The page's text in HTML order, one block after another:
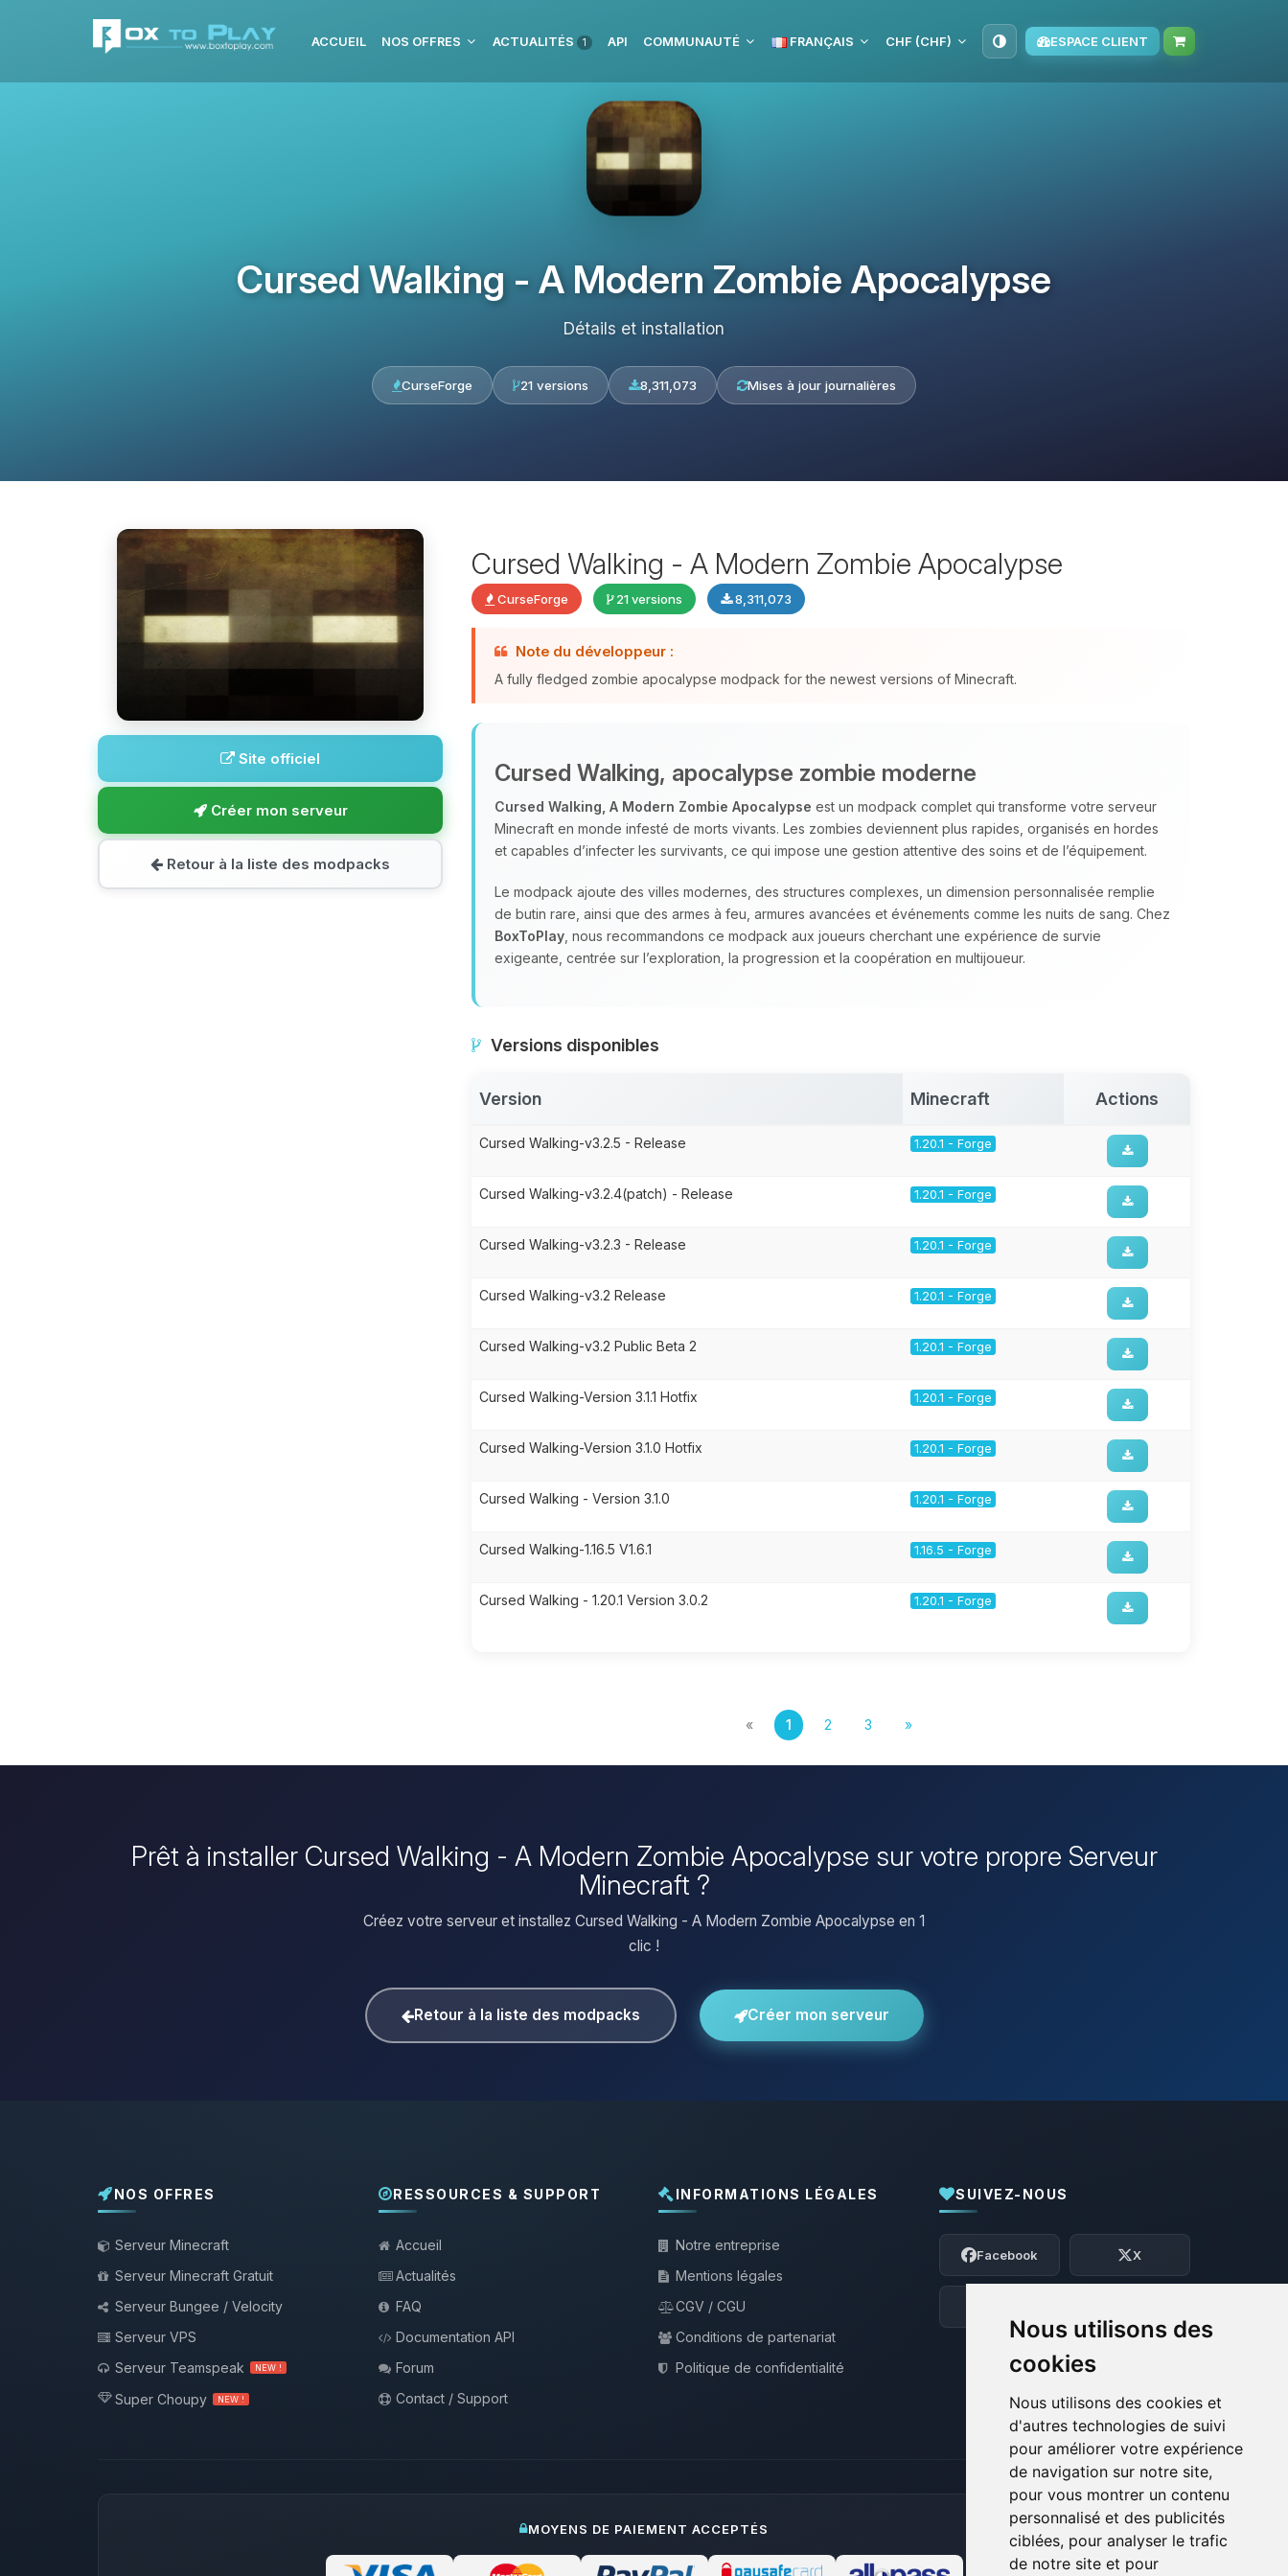
Nous utilisons des
cookies
Nous utilisons des cookies et
d'autres technologies de suivi
pour améliorer votre expérience
de navigation sur notre site,
pour vous montrer un contenu
personnalisé et des publicités
ciblées, pour analyser le trafic
de notre site et pour
ACCUEIL NOS OFFRES ACTUALITÉS 1 API COMMUNAUTÉ FRANÇAIS CHF (CHF) ESPACE CLIENT
Cursed Walking - A Modern Zombie Apocalypse
Détails et installation
CurseForge 21 versions 8,311,073 Mises à jour journalières
Site officiel
Créer mon serveur
Retour à la liste des modpacks
Cursed Walking - A Modern Zombie Apocalypse
CurseForge 21 versions 8,311,073
Note du développeur :
A fully fledged zombie apocalypse modpack for the newest versions of Minecraft.
Cursed Walking, apocalypse zombie moderne
Cursed Walking, A Modern Zombie Apocalypse est un modpack complet qui transforme votre serveur
Minecraft en monde infesté de morts vivants. Les zombies deviennent plus rapides, organisés en hordes
et capables d’infecter les survivants, ce qui impose une gestion attentive des soins et de l’équipement.
Le modpack ajoute des villes modernes, des structures complexes, un dimension personnalisée remplie
de butin rare, ainsi que des armes à feu, armures avancées et événements comme les nuits de sang. Chez
BoxToPlay , nous recommandons ce modpack aux joueurs cherchant une expérience de survie
exigeante, centrée sur l’exploration, la progression et la coopération en multijoueur.
Versions disponibles
Version Minecraft Actions
Cursed Walking-v3.2.5 - Release 1.20.1 - Forge
Cursed Walking-v3.2.4(patch) - Release 1.20.1 - Forge
Cursed Walking-v3.2.3 - Release 1.20.1 - Forge
Cursed Walking-v3.2 Release 1.20.1 - Forge
Cursed Walking-v3.2 Public Beta 2 1.20.1 - Forge
Cursed Walking-Version 3.1.1 Hotfix 1.20.1 - Forge
Cursed Walking-Version 3.1.0 Hotfix 1.20.1 - Forge
Cursed Walking - Version 3.1.0 1.20.1 - Forge
Cursed Walking-1.16.5 V1.6.1 1.16.5 - Forge
Cursed Walking - 1.20.1 Version 3.0.2 1.20.1 - Forge
« 1 2 3 »
Prêt à installer Cursed Walking - A Modern Zombie Apocalypse sur votre propre Serveur
Minecraft ?
Créez votre serveur et installez Cursed Walking - A Modern Zombie Apocalypse en 1
clic !
Retour à la liste des modpacks Créer mon serveur
NOS OFFRES
Serveur Minecraft
Serveur Minecraft Gratuit
Serveur Bungee / Velocity
Serveur VPS
Serveur Teamspeak
NEW !
Super Choupy NEW !
RESSOURCES & SUPPORT
Accueil
Actualités
FAQ
Documentation API
Forum
Contact / Support
INFORMATIONS LÉGALES
Notre entreprise
Mentions légales
CGV / CGU
Conditions de partenariat
Politique de confidentialité
SUIVEZ-NOUS
Facebook X
MOYENS DE PAIEMENT ACCEPTÉS
Youpi, enfin quelqu’un pour me parler !
Moi c’est Choupy, ton petit assistant
BoxToPlay. Dis-moi ce dont tu as besoin
et je vais remuer mes petits circuits
09/08/2026 à 14:40